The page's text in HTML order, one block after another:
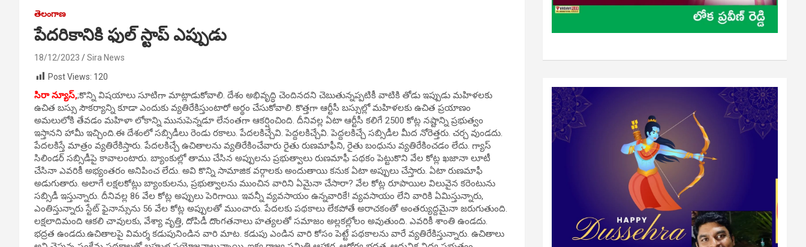
తెలంగాణ
పేదరికానికి ఫుల్ స్టాప్ ఎప్పుడు
18/12/2023
Sira News
Post Views: 120
సిరా న్యూస్,;కొన్ని విషయాలు సూటిగా మాట్లాడుకోవాలి. దేశం అభివృద్ధి చెందినదని చెబుతున్నప్పటికీ వాటికి తోడు ఇప్పుడు మహిళలకు
ఉచిత బస్సు సౌకర్యాన్ని కూడా ఎందుకు వ్యతిరేకిస్తుంటారో అర్థం చేసుకోవాలి. కొత్తగా ఆర్టీసీ బస్సుల్లో మహిళలకు ఉచిత ప్రయాణం
అమలులోకి తేవడం మహిళా లోకాన్ని మునుపెన్నడూ లేనంతగా ఆకర్షించింది. దీనివల్ల ఏటా ఆర్టీసీ కలిగే 2500 కోట్ల నష్టాన్ని ప్రభుత్వం
ఇస్తానని హామీ ఇచ్చింది.ఈ దేశంలో సబ్సిడీలు రెండు రకాలు. పేదలకిచ్చేవి. పెద్దలకిచ్చేవి. పెద్దలకిచ్చే సబ్సిడీల మీద నోరెత్తరు. చర్చ వుండదు.
పేదలకిస్తే మాత్రం వ్యతిరేకిస్తారు. పేదలకిచ్చే ఉచితాలను వ్యతిరేకించేవారు రైతు రుణమాఫీని, రైతు బంధును వ్యతిరేకించడం లేదు. గ్యాస్
సిలిండర్ సబ్సిడీపై కావాలంటారు. బ్యాంకుల్లో తాము చేసిన అప్పులను ప్రభుత్వాలు రుణమాఫీ పథకం పెట్టుకొని వేల కోట్ల ఖజానా లూటీ
చేసినా ఎవరికీ అభ్యంతరం అనిపించ లేదు. అవి కొన్ని సామాజిక వర్గాలకు అందుతాయి కనుక ఏటా అప్పులు చేస్తారు. ఏటా రుణమాఫీ
అడుగుతారు. అలాగే లక్షలకోట్లు బ్యాంకులను, ప్రభుత్వాలను ముంచిన వారిని ఏమైనా చేసారా? వేల కోట్ల రూపాయిల విలువైన కరెంటును
సబ్సిడీ ఇస్తున్నారు. దీనివల్ల 86 వేల కోట్ల అప్పులు పెరిగాయి. ఇవన్నీ వ్యవసాయం ఉన్నవారికే! వ్యవసాయం లేని వారికి ఏమిస్తున్నారు,
ఎంతిస్తున్నారు స్టేట్ ఫైనాన్సును 56 వేల కోట్ల అప్పులతో ముంచారు. పేదలకు పథకాలు లేకపోతే అరాచకంతో అంతర్యుద్దమైనా జరుగుతుంది.
లక్షలాదిమంది ఆకలి చావులకు, వేశ్యా వృత్తి, దోపిడీ దొంగతనాలు హత్యలతో సమాజం అల్లకల్లోలం అవుతుంది. ఎవరికీ శాంతి ఉండదు.
భద్రత ఉండదు.ఉచితాలపై విమర్శ కడుపునిండిన వారి మాట. కడుపు ఎండిన వారి కోసం పెట్టే పథకాలను వారే వ్యతిరేకిస్తున్నారు. ఉచితాలు